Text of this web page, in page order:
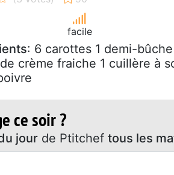
facile
: 6 carottes 1 demi-
crème fraiche 1 cuillère à
ce soir ?
jour de Ptitchef tous les